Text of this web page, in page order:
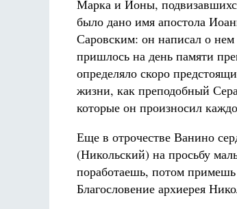
Марка и Ионы,
было дано имя апостола
Саровским: он написал о нем
пришлось на день памяти
определяло скоро
жизни, как преподобный
которые он произносил
Еще в отрочестве Ванино
(Никольский) на просьбу
поработаешь, потом
Благословение архиерея